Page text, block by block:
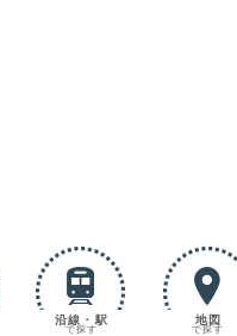
沿線・駅
で探す
地図
で探す